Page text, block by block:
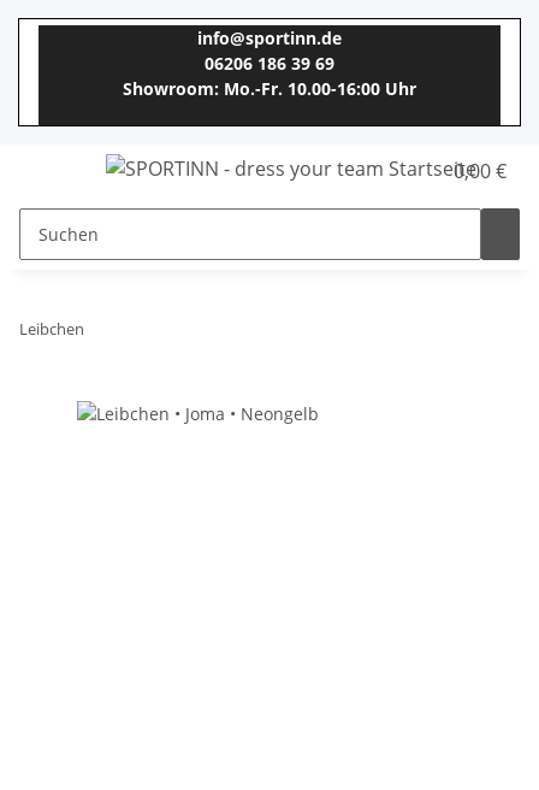
info@sportinn.de
06206 186 39 69
Showroom: Mo.-Fr. 10.00-16:00 Uhr
0,00 €
Leibchen